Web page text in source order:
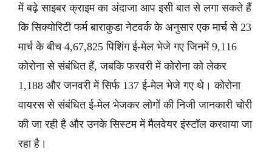
में बढ़े साइबर क्राइम का अंदाजा आप इसी बात से लगा सकते हैं
कि सिक्योरिटी फर्म बाराकुडा नेटवर्क के अनुसार एक मार्च से 23
मार्च के बीच 4,67,825 पिशिंग ई-मेल भेजे गए जिनमें 9,116
कोरोना से संबंधित हैं, जबकि फरवरी में कोरोना को लेकर
1,188 और जनवरी में सिर्फ 137 ई-मेल भेजे गए थे। कोरोना
वायरस से संबंधित ई-मेल भेजकर लोगों की निजी जानकारी चोरी
की जा रही है और उनके सिस्टम में मैलवेयर इंस्टॉल करवाया जा
रहा है।